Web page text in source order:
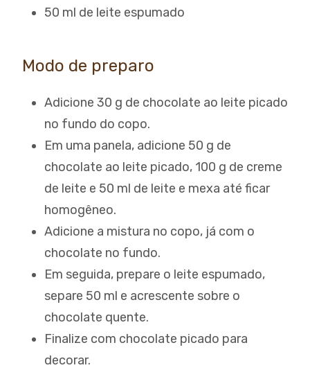
50 ml de leite espumado
Modo de preparo
Adicione 30 g de chocolate ao leite picado
no fundo do copo.
Em uma panela, adicione 50 g de
chocolate ao leite picado, 100 g de creme
de leite e 50 ml de leite e mexa até ficar
homogêneo.
Adicione a mistura no copo, já com o
chocolate no fundo.
Em seguida, prepare o leite espumado,
separe 50 ml e acrescente sobre o
chocolate quente.
Finalize com chocolate picado para
decorar.